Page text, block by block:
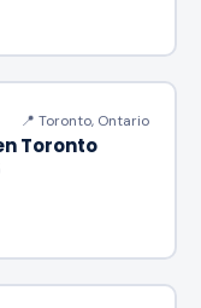
📍 Toronto, Ontario
Toronto